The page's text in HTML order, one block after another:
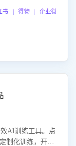
| 得物 | 企业微信
AI训练工具。点
制化训练，开启